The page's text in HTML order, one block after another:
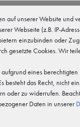
0
auf unserer Website und
Webseite (z.B. IP-
einzubinden oder
gesetzte Cookies. Wir
eines berechtigten
besteht das Recht, nicht
oder zu widerrufen.
Daten in unserer